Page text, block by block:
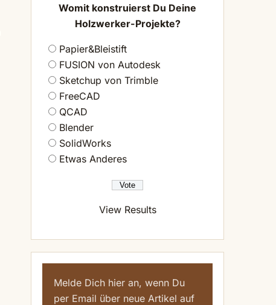
Womit konstruierst Du Deine
Holzwerker-Projekte?
Papier&Bleistift
FUSION von Autodesk
Sketchup von Trimble
FreeCAD
QCAD
Blender
SolidWorks
Etwas Anderes
View Results
Melde Dich hier an, wenn Du
per Email über neue Artikel auf